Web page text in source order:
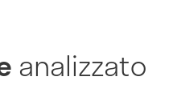
analizzato